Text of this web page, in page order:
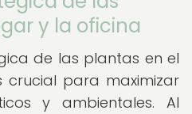
y la oficina
de las plantas en el
para maximizar
y ambientales. Al